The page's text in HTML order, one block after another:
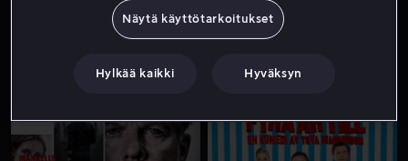
Näytä käyttötarkoitukset
Hylkää kaikki Hyväksyn